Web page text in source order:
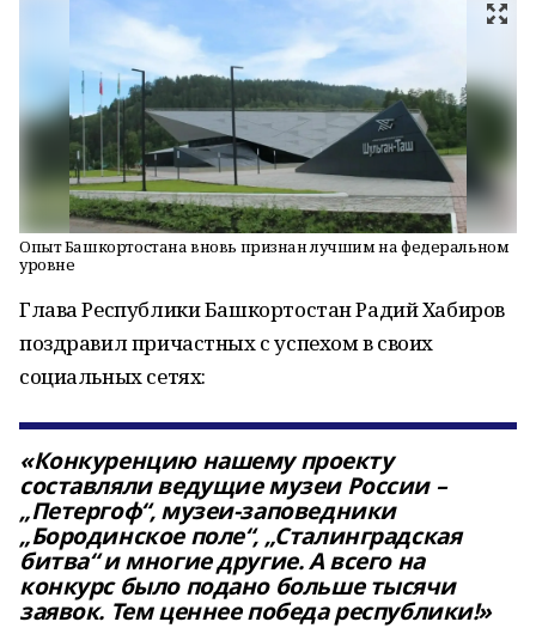
Опыт Башкортостана вновь признан лучшим на федеральном
уровне
Глава Республики Башкортостан Радий Хабиров
поздравил причастных с успехом в своих
социальных сетях:
«Конкуренцию нашему проекту
составляли ведущие музеи России –
„Петергоф“, музеи-заповедники
„Бородинское поле“, „Сталинградская
битва“ и многие другие. А всего на
конкурс было подано больше тысячи
заявок. Тем ценнее победа республики!»